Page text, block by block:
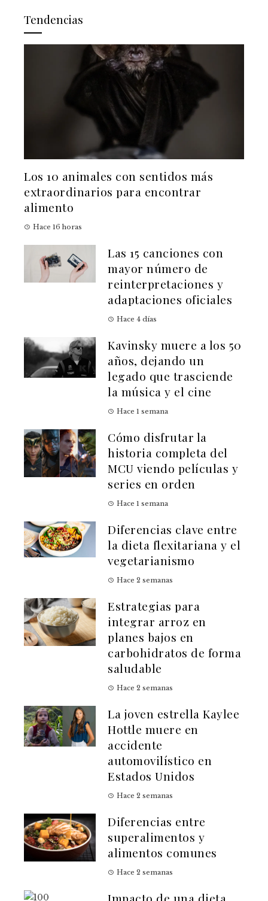
Tendencias
Los 10 animales con sentidos más
extraordinarios para encontrar
alimento
Hace 16 horas
Las 15 canciones con
mayor número de
reinterpretaciones y
adaptaciones oficiales
Hace 4 días
Kavinsky muere a los 50
años, dejando un
legado que trasciende
la música y el cine
Hace 1 semana
Cómo disfrutar la
historia completa del
MCU viendo películas y
series en orden
Hace 1 semana
Diferencias clave entre
la dieta flexitariana y el
vegetarianismo
Hace 2 semanas
Estrategias para
integrar arroz en
planes bajos en
carbohidratos de forma
saludable
Hace 2 semanas
La joven estrella Kaylee
Hottle muere en
accidente
automovilístico en
Estados Unidos
Hace 2 semanas
Diferencias entre
superalimentos y
alimentos comunes
Hace 2 semanas